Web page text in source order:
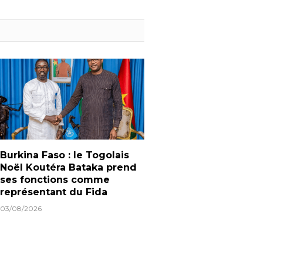
Burkina Faso : le Togolais
Noël Koutéra Bataka prend
ses fonctions comme
représentant du Fida
03/08/2026